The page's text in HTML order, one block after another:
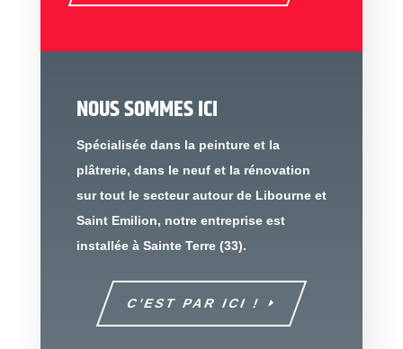
NOUS SOMMES ICI
Spécialisée dans la peinture et la
plâtrerie, dans le neuf et la rénovation
sur tout le secteur autour de Libourne et
Saint Emilion, notre entreprise est
installée à Sainte Terre (33).
C'EST PAR ICI !